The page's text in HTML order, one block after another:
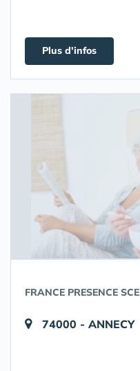
Plus d'infos
FRANCE PRESENCE SCE
74000 - ANNECY